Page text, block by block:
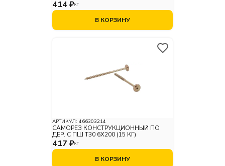
414 ₽КГ
В КОРЗИНУ
АРТИКУЛ: 466303214
САМОРЕЗ КОНСТРУКЦИОННЫЙ ПО
ДЕР. С ПШ Т30 6Х200 (15 КГ)
417 ₽КГ
В КОРЗИНУ